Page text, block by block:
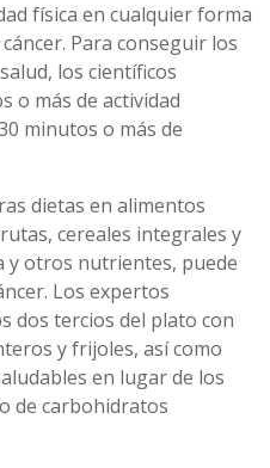
física en cualquier forma
Para conseguir los
los científicos
o más de actividad
minutos o más de
dietas en alimentos
cereales integrales y
y otros nutrientes, puede
Los expertos
dos tercios del plato con
y frijoles, así como
en lugar de los
de carbohidratos